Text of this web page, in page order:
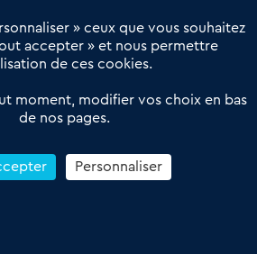
national dédié aux transactions
partenariat au service du commerce de
Rapide
» ceux que vous souhaitez
accepter » et nous permettre
de ces cookies.
moment, modifier vos choix en bas
de nos pages.
Personnaliser